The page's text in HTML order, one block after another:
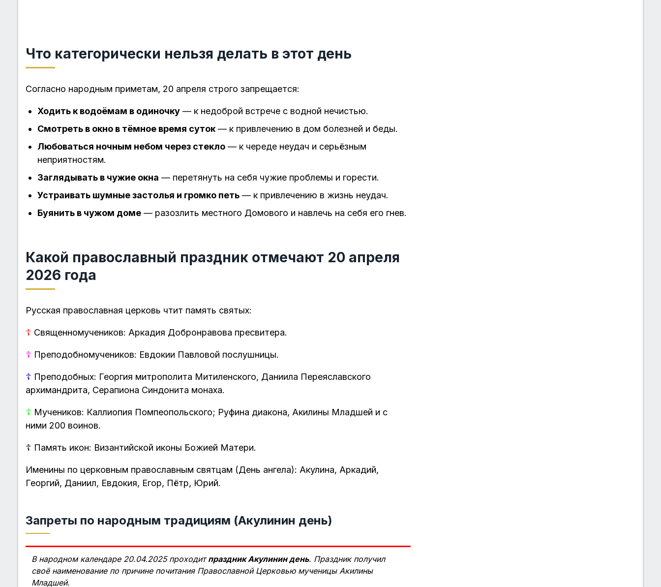
Что категорически нельзя делать в этот день
Согласно народным приметам, 20 апреля строго запрещается:
Ходить к водоёмам в одиночку — к недоброй встрече с водной нечистью.
Смотреть в окно в тёмное время суток — к привлечению в дом болезней и беды.
Любоваться ночным небом через стекло — к череде неудач и серьёзным
неприятностям.
Заглядывать в чужие окна — перетянуть на себя чужие проблемы и горести.
Устраивать шумные застолья и громко петь — к привлечению в жизнь неудач.
Буянить в чужом доме — разозлить местного Домового и навлечь на себя его гнев.
Какой православный праздник отмечают 20 апреля
2026 года
Русская православная церковь чтит память святых:
☦ Священномучеников: Аркадия Добронравова пресвитера.
☦ Преподобномучеников: Евдокии Павловой послушницы.
☦ Преподобных: Георгия митрополита Митиленского, Даниила Переяславского
архимандрита, Серапиона Синдонита монаха.
☦ Мучеников: Каллиопия Помпеопольского; Руфина диакона, Акилины Младшей и с
ними 200 воинов.
☦ Память икон: Византийской иконы Божией Матери.
Именины по церковным православным святцам (День ангела): Акулина, Аркадий,
Георгий, Даниил, Евдокия, Егор, Пётр, Юрий.
Запреты по народным традициям (Акулинин день)
В народном календаре 20.04.2025 проходитпраздник Акулинин день. Праздник получил
своё наименование по причине почитания Православной Церковью мученицы Акилины
Младшей.